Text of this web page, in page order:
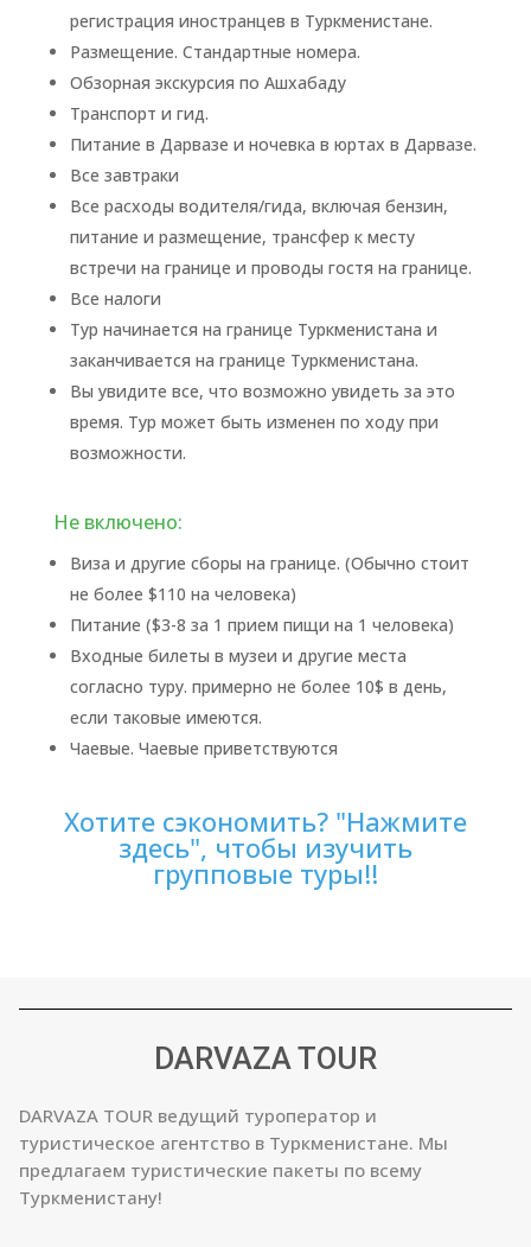
регистрация иностранцев в Туркменистане.
Размещение. Стандартные номера.
Обзорная экскурсия по Ашхабаду
Транспорт и гид.
Питание в Дарвазе и ночевка в юртах в Дарвазе.
Все завтраки
Все расходы водителя/гида, включая бензин,
питание и размещение, трансфер к месту
встречи на границе и проводы гостя на границе.
Все налоги
Тур начинается на границе Туркменистана и
заканчивается на границе Туркменистана.
Вы увидите все, что возможно увидеть за это
время. Тур может быть изменен по ходу при
возможности.
Не включено:
Виза и другие сборы на границе. (Обычно стоит
не более $110 на человека)
Питание ($3-8 за 1 прием пищи на 1 человека)
Входные билеты в музеи и другие места
согласно туру. примерно не более 10$ в день,
если таковые имеются.
Чаевые. Чаевые приветствуются
Хотите сэкономить? "Нажмите
здесь", чтобы изучить
групповые туры!!
DARVAZA TOUR
DARVAZA TOUR ведущий туроператор и
туристическое агентство в Туркменистане. Мы
предлагаем туристические пакеты по всему
Туркменистану!